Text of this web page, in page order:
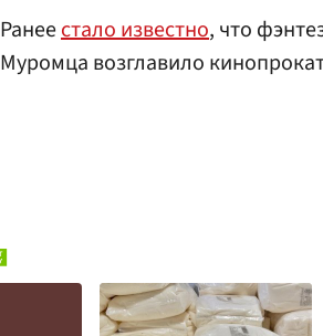
Ранеестало известно, что
Муромца возглавило